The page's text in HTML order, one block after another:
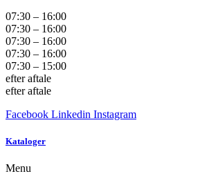
07:30 – 16:00
07:30 – 16:00
07:30 – 16:00
07:30 – 16:00
07:30 – 15:00
efter aftale
efter aftale
Facebook Linkedin Instagram
Kataloger
Menu